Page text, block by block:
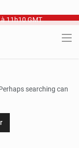
11h10 GMT
searching can